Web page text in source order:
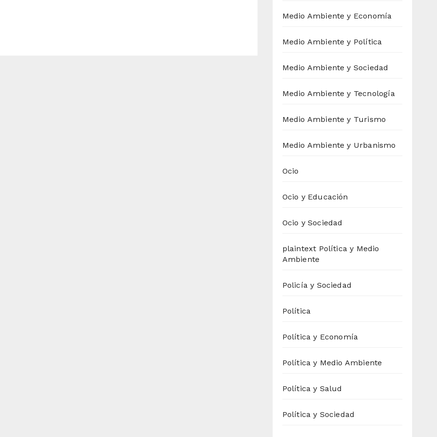
Medio Ambiente y Economía
Medio Ambiente y Política
Medio Ambiente y Sociedad
Medio Ambiente y Tecnología
Medio Ambiente y Turismo
Medio Ambiente y Urbanismo
Ocio
Ocio y Educación
Ocio y Sociedad
plaintext Política y Medio
Ambiente
Policía y Sociedad
Política
Política y Economía
Política y Medio Ambiente
Política y Salud
Política y Sociedad